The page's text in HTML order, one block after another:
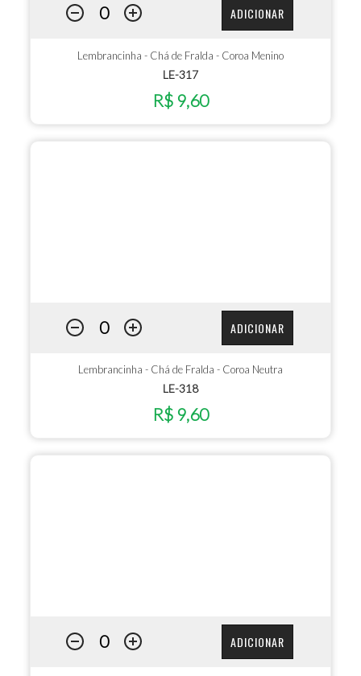
ADICIONAR
Lembrancinha - Chá de Fralda - Coroa Menino
LE-317
R$ 9,60
ADICIONAR
Lembrancinha - Chá de Fralda - Coroa Neutra
LE-318
R$ 9,60
ADICIONAR